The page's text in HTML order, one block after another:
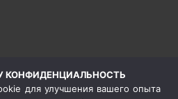
для улучшения вашего опыта